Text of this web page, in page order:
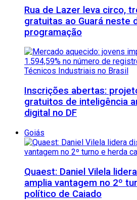
Rua de Lazer leva circo,
gratuitas ao Guará neste
programação
Inscrições abertas:
gratuitos de inteligência
digital no DF
Goiás
Quaest: Daniel Vilela
amplia vantagem no 2º
político de Caiado